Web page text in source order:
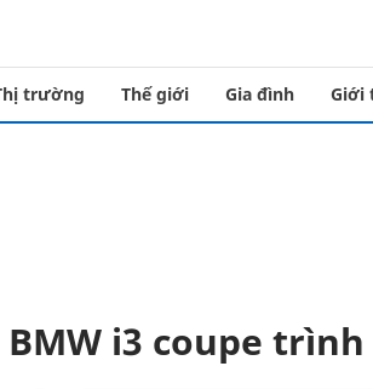
trường Thế giới Gia đình Giới
i3 coupe